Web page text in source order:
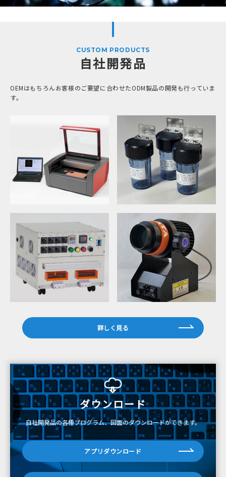
CUSTOM PRODUCTS
自社開発品
OEMはもちろんお客様のご要望に合わせたODM製品の開発も行っていま
す。
詳しく見る
ダウンロード
自社開発品の各種プログラム、図面のダウンロードができます。
アプリダウンロード